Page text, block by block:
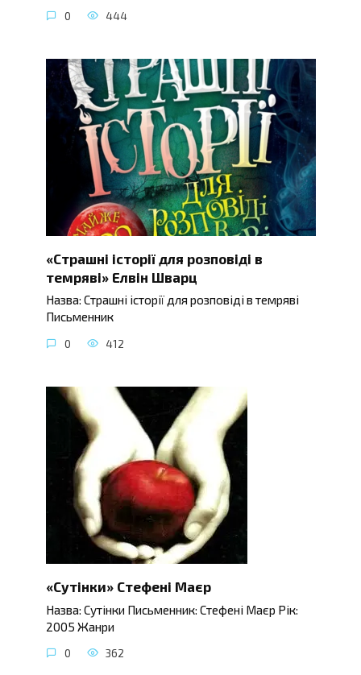
0 444
«Страшні історії для розповіді в
темряві» Елвін Шварц
Назва: Страшні історії для розповіді в темряві
Письменник
0 412
«Сутінки» Стефені Маєр
Назва: Сутінки Письменник: Стефені Маєр Рік:
2005 Жанри
0 362